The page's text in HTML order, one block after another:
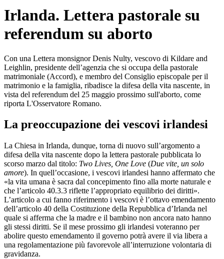
Irlanda. Lettera pastorale su
referendum su aborto
Con una Lettera monsignor Denis Nulty, vescovo di Kildare and
Leighlin, presidente dell’agenzia che si occupa della pastorale
matrimoniale (Accord), e membro del Consiglio episcopale per il
matrimonio e la famiglia, ribadisce la difesa della vita nascente, in
vista del referendum del 25 maggio prossimo sull'aborto, come
riporta L'Osservatore Romano.
La preoccupazione dei vescovi irlandesi
La Chiesa in Irlanda, dunque, torna di nuovo sull’argomento a
difesa della vita nascente dopo la lettera pastorale pubblicata lo
scorso marzo dal titolo: Two Lives, One Love (Due vite, un solo
amore). In quell’occasione, i vescovi irlandesi hanno affermato che
«la vita umana è sacra dal concepimento fino alla morte naturale e
che l’articolo 40.3.3 riflette l’appropriato equilibrio dei diritti».
L’articolo a cui fanno riferimento i vescovi è l’ottavo emendamento
dell’articolo 40 della Costituzione della Repubblica d’Irlanda nel
quale si afferma che la madre e il bambino non ancora nato hanno
gli stessi diritti. Se il mese prossimo gli irlandesi voteranno per
abolire questo emendamento il governo potrà avere il via libera a
una regolamentazione più favorevole all’interruzione volontaria di
gravidanza.